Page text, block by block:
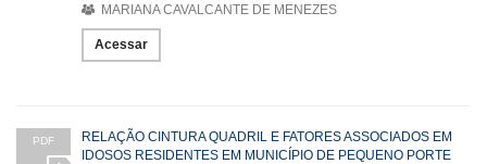
MARIANA CAVALCANTE DE MENEZES
Acessar
PDF
RELAÇÃO CINTURA QUADRIL E FATORES ASSOCIADOS EM
IDOSOS RESIDENTES EM MUNICÍPIO DE PEQUENO PORTE